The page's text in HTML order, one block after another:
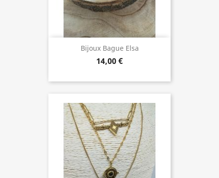
Bijoux Bague Elsa
14,00 €